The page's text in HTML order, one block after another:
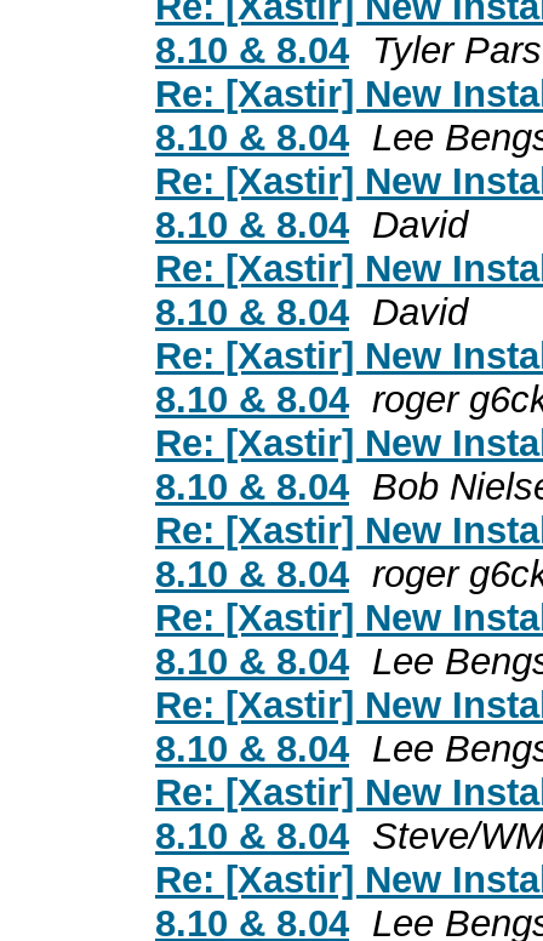
8.10 & 8.04
Tyler
Re: [Xastir] New
8.10 & 8.04 Lee
Re: [Xastir] New
8.10 & 8.04 David
Re: [Xastir] New
8.10 & 8.04 David
Re: [Xastir] New
8.10 & 8.04 roger
Re: [Xastir] New
8.10 & 8.04 Bob
Re: [Xastir] New
8.10 & 8.04 roger
Re: [Xastir] New
8.10 & 8.04 Lee
Re: [Xastir] New
8.10 & 8.04 Lee
Re: [Xastir] New
8.10 & 8.04 Steve/
Re: [Xastir] New
8.10 & 8.04 Lee